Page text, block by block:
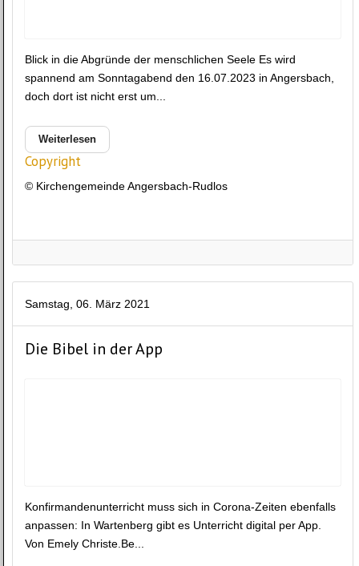
Blick in die Abgründe der menschlichen Seele Es wird
spannend am Sonntagabend den 16.07.2023 in Angersbach,
doch dort ist nicht erst um...
Weiterlesen
Copyright
© Kirchengemeinde Angersbach-Rudlos
Samstag, 06. März 2021
Die Bibel in der App
Konfirmandenunterricht muss sich in Corona-Zeiten ebenfalls
anpassen: In Wartenberg gibt es Unterricht digital per App.
Von Emely Christe.Be...